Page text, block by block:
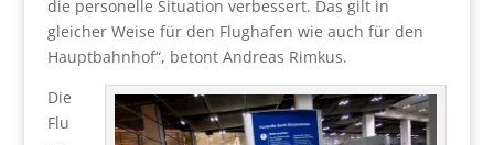
die personelle Situation verbessert. Das gilt in
gleicher Weise für den Flughafen wie auch für den
Hauptbahnhof“, betont Andreas Rimkus.
Die
Flu